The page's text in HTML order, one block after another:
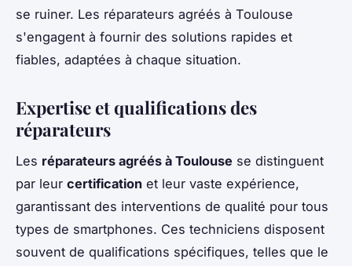
se ruiner. Les réparateurs agréés à Toulouse
s'engagent à fournir des solutions rapides et
fiables, adaptées à chaque situation.
Expertise et qualifications des
réparateurs
Les réparateurs agréés à Toulouse se distinguent
par leur certification et leur vaste expérience,
garantissant des interventions de qualité pour tous
types de smartphones. Ces techniciens disposent
souvent de qualifications spécifiques, telles que le